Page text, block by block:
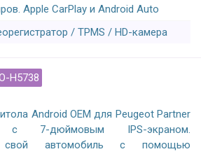
Apple CarPlay и Android Auto
/ TPMS / HD-камера
H5738
Android OEM для Peugeot Partner
7-дюймовым IPS-экраном.
свой автомобиль с помощью